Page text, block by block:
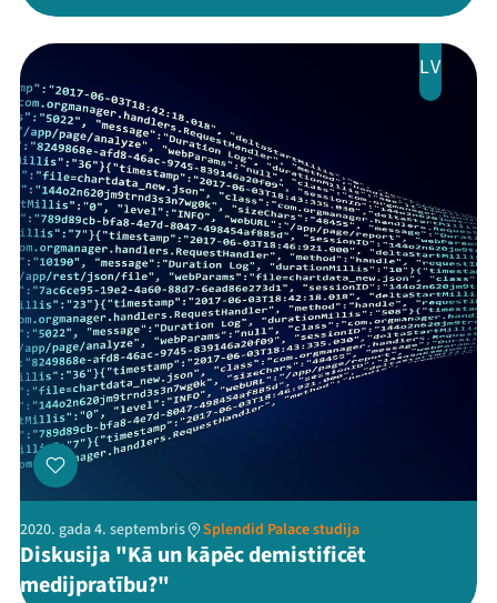
LV
2020. gada 4. septembris Splendid Palace studija
Diskusija "Kā un kāpēc demistificēt
medijpratību?"